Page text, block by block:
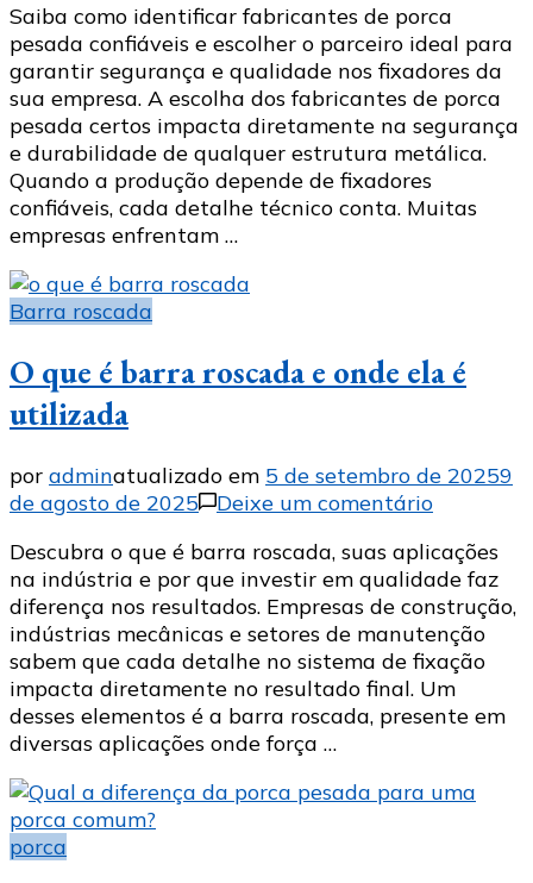
de
porca
pesada:
como
escolher
o
parceiro
ideal
Saiba como identificar fabricantes de porca
pesada confiáveis e escolher o parceiro ideal para
garantir segurança e qualidade nos fixadores da
sua empresa. A escolha dos fabricantes de porca
pesada certos impacta diretamente na segurança
e durabilidade de qualquer estrutura metálica.
Quando a produção depende de fixadores
confiáveis, cada detalhe técnico conta. Muitas
empresas enfrentam …
Barra roscada
O que é barra roscada e onde ela é
utilizada
por adminatualizado em 5 de setembro de 20259
de agosto de 2025
Deixe um comentárioem
que
é
barra
roscada
e
onde
ela
Descubra o que é barra roscada, suas aplicações
na indústria e por que investir em qualidade faz
diferença nos resultados. Empresas de construção,
indústrias mecânicas e setores de manutenção
sabem que cada detalhe no sistema de fixação
impacta diretamente no resultado final. Um
desses elementos é a barra roscada, presente em
diversas aplicações onde força …
porca